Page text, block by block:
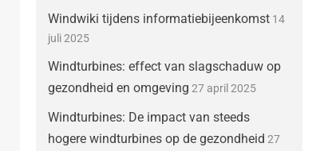
Windwiki tijdens informatiebijeenkomst 14
juli 2025
Windturbines: effect van slagschaduw op
gezondheid en omgeving 27 april 2025
Windturbines: De impact van steeds
hogere windturbines op de gezondheid 27